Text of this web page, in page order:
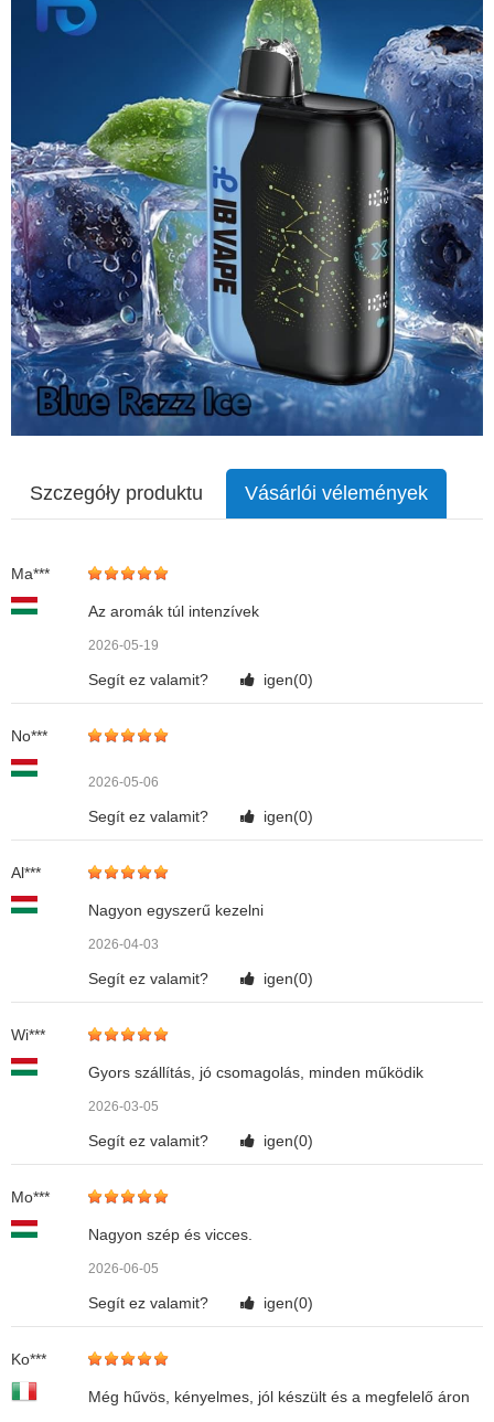
Szczegóły produktu Vásárlói vélemények
Ma***
Az aromák túl intenzívek
2026-05-19
Segít ez valamit? igen(0)
No***
2026-05-06
Segít ez valamit? igen(0)
Al***
Nagyon egyszerű kezelni
2026-04-03
Segít ez valamit? igen(0)
Wi***
Gyors szállítás, jó csomagolás, minden működik
2026-03-05
Segít ez valamit? igen(0)
Mo***
Nagyon szép és vicces.
2026-06-05
Segít ez valamit? igen(0)
Ko***
Még hűvös, kényelmes, jól készült és a megfelelő áron